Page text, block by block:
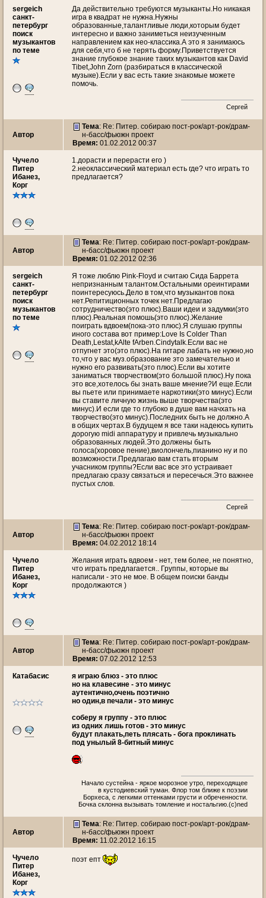
sergeich
санкт-
петербург
поиск
музыкантов
по теме
Да действительно требуются музыканты.Но никакая
игра в квадрат не нужна.Нужны
образованные,талантливые люди,которым будет
интересно и важно заниметься неизученным
направлением как нео-классика.А это я занимаюсь
для себя,что б не терять форму.Приветствуется
знание глубокое знание таких музыкантов как David
Tibet,John Zorn (разбираться в классической
музыке).Если у вас есть такие знакомые можете
помочь.
Сергей
Автор
Тема: Re: Питер. собираю пост-рок/арт-рок/драм-
н-басс/фьюжн проект
Время: 01.02.2012 00:37
Чучeло
Питер
Ибанез,
Корг
1.дорасти и перерасти его )
2.неоклассический материал есть где? что играть то
предлагается?
Автор
Тема: Re: Питер. собираю пост-рок/арт-рок/драм-
н-басс/фьюжн проект
Время: 01.02.2012 02:36
sergeich
санкт-
петербург
поиск
музыкантов
по теме
Я тоже люблю Pink-Floyd и считаю Сида Баррета
непризнанным талантом.Остальными ореинтирами
поинтересуюсь.Дело в том,что музыкантов пока
нет.Репитиционных точек нет.Предлагаю
сотрудничество(это плюс).Ваши идеи и задумки(это
плюс).Реальная помошь(это плюс).Желание
поиграть вдвоем(пока-это плюс).Я слушаю группы
иного состава вот пример:Love Is Colder Than
Death,Lestat,kAlte fArben.Cindytalk.Если вас не
отпугнет это(это плюс).На гитаре лабать не нужно,но
то,что у вас муз.образование это замечательно и
нужно его развивать(это плюс).Если вы хотите
заниматься творчеством(это большой плюс).Ну пока
это все,хотелось бы знать ваше мнение?И еще.Если
вы пьете или принимаете наркотики(это минус).Если
вы ставите личную жизнь выше творчества(это
минус).И если где то глубоко в душе вам начхать на
творчество(это минус).Последних быть не должно.А
в общих чертах.В будущем я все таки надеюсь купить
дорогую midi аппаратуру и привлечь музыкально
образованных людей.Это должены быть
голоса(хоровое пение),виолончель,пианино ну и по
возможности.Предлагаю вам стать вторым
учасником группы?Если вас все это устраивает
предлагаю сразу связаться и пересечься.Это важнее
пустых слов.
Сергей
Автор
Тема: Re: Питер. собираю пост-рок/арт-рок/драм-
н-басс/фьюжн проект
Время: 04.02.2012 18:14
Чучeло
Питер
Ибанез,
Корг
Желания играть вдвоем - нет, тем более, не понятно,
что играть предлагается.. Группы, которые вы
написали - это не мое. В общем поиски банды
продолжаются )
Автор
Тема: Re: Питер. собираю пост-рок/арт-рок/драм-
н-басс/фьюжн проект
Время: 07.02.2012 12:53
Катабасис
я играю блюз - это плюс
но на клавесине - это минус
аутентично,очень поэтично
но один,в печали - это минус
соберу я группу - это плюс
из одних лишь готов - это минус
будут плакать,петь плясать - бога проклинать
под унылый 8-битный минус
Начало сустейна - яркое морозное утро, переходящее
в кустодиевский туман. Флор том ближе к поэзии
Борхеса, с легкими оттенками грусти и обреченности.
Бочка склонна вызывать томление и ностальгию.(c)ned
Автор
Тема: Re: Питер. собираю пост-рок/арт-рок/драм-
н-басс/фьюжн проект
Время: 11.02.2012 16:15
Чучeло
Питер
Ибанез,
Корг
поэт епт